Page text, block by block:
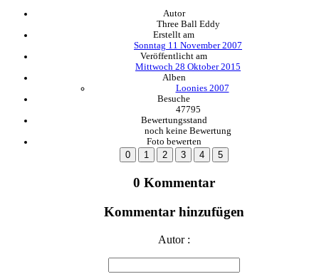
Autor
Three Ball Eddy
Erstellt am
Sonntag 11 November 2007
Veröffentlicht am
Mittwoch 28 Oktober 2015
Alben
Loonies 2007
Besuche
47795
Bewertungsstand
noch keine Bewertung
Foto bewerten
0 Kommentar
Kommentar hinzufügen
Autor :